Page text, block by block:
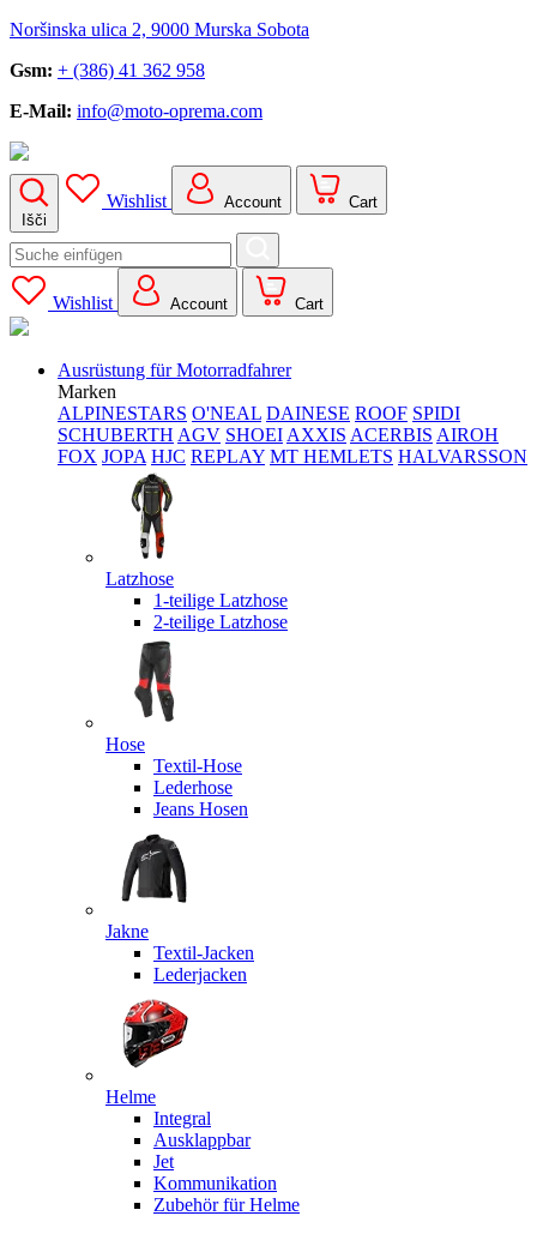
Noršinska ulica 2, 9000 Murska Sobota
Gsm: + (386) 41 362 958
E-Mail: info@moto-oprema.com
Išči
Wishlist Account Cart
Search
for:
Wishlist
Account Cart
Ausrüstung für Motorradfahrer
Marken
ALPINESTARS O'NEAL DAINESE ROOF SPIDI
SCHUBERTH AGV SHOEI AXXIS ACERBIS AIROH
FOX JOPA HJC REPLAY MT HEMLETS HALVARSSON
Latzhose
1-teilige Latzhose
2-teilige Latzhose
Hose
Textil-Hose
Lederhose
Jeans Hosen
Jakne
Textil-Jacken
Lederjacken
Helme
Integral
Ausklappbar
Jet
Kommunikation
Zubehör für Helme